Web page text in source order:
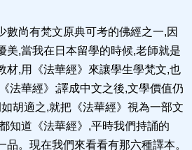
數尚有梵文原典可考的佛經之一,因
美,當我在日本留學的時候,老師就是
材,用《法華經》來讓學生學梵文,也
法華經》;譯成中文之後,文學價值仍
胡適之,就把《法華經》視為一部文
知道《法華經》,平時我們持誦的
品。現在我們來看看有那六種譯本。